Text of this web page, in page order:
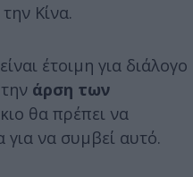
Κίνα.
έτοιμη για διάλογο
άρση των
θα πρέπει να
να συμβεί αυτό.